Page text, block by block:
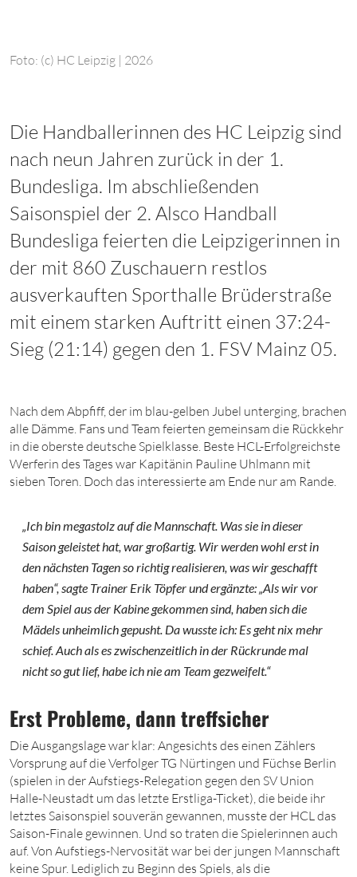
Foto: (c) HC Leipzig | 2026
Die Handballerinnen des HC Leipzig sind
nach neun Jahren zurück in der 1.
Bundesliga. Im abschließenden
Saisonspiel der 2. Alsco Handball
Bundesliga feierten die Leipzigerinnen in
der mit 860 Zuschauern restlos
ausverkauften Sporthalle Brüderstraße
mit einem starken Auftritt einen 37:24-
Sieg (21:14) gegen den 1. FSV Mainz 05.
Nach dem Abpfiff, der im blau-gelben Jubel unterging, brachen
alle Dämme. Fans und Team feierten gemeinsam die Rückkehr
in die oberste deutsche Spielklasse. Beste HCL-Erfolgreichste
Werferin des Tages war Kapitänin Pauline Uhlmann mit
sieben Toren. Doch das interessierte am Ende nur am Rande.
„Ich bin megastolz auf die Mannschaft. Was sie in dieser
Saison geleistet hat, war großartig. Wir werden wohl erst in
den nächsten Tagen so richtig realisieren, was wir geschafft
haben“, sagte Trainer Erik Töpfer und ergänzte: „Als wir vor
dem Spiel aus der Kabine gekommen sind, haben sich die
Mädels unheimlich gepusht. Da wusste ich: Es geht nix mehr
schief. Auch als es zwischenzeitlich in der Rückrunde mal
nicht so gut lief, habe ich nie am Team gezweifelt.“
Erst Probleme, dann treffsicher
Die Ausgangslage war klar: Angesichts des einen Zählers
Vorsprung auf die Verfolger TG Nürtingen und Füchse Berlin
(spielen in der Aufstiegs-Relegation gegen den SV Union
Halle-Neustadt um das letzte Erstliga-Ticket), die beide ihr
letztes Saisonspiel souverän gewannen, musste der HCL das
Saison-Finale gewinnen. Und so traten die Spielerinnen auch
auf. Von Aufstiegs-Nervosität war bei der jungen Mannschaft
keine Spur. Lediglich zu Beginn des Spiels, als die